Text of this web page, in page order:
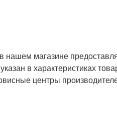
нашем магазине
в характеристиках
центры